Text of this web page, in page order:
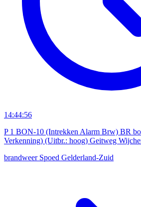
14:44:56
P 1 BON-10 (Intrekken Alarm Brw) BR
Verkenning) (Uitbr.: hoog) Geitweg
brandweer Spoed Gelderland-Zuid